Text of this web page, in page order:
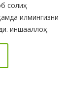
солиҳ
илмингизни
иншааллоҳ